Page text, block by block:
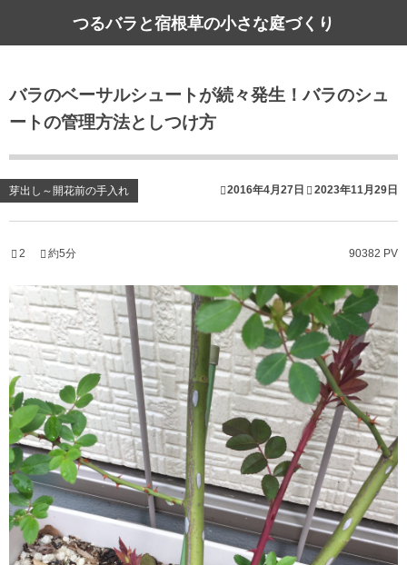
つるバラと宿根草の小さな庭づくり
バラのベーサルシュートが続々発生！バラのシュ
ートの管理方法としつけ方
芽出し～開花前の手入れ 2016年4月27日 2023年11月29日
2 90382 PV
約5分